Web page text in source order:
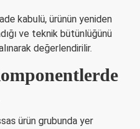
kabulü, ürünün yeniden
ve teknik bütünlüğünü
değerlendirilir.
ürün grubunda yer